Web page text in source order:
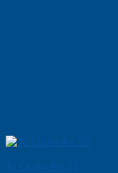
Tủ Quần Áo 23